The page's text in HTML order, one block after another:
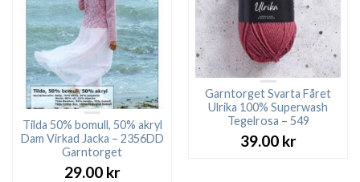
Tilda 50% bomull, 50% akryl
Dam Virkad Jacka – 2356DD
Garntorget
29.00 kr
Garntorget Svarta Fåret
Ulrika 100% Superwash
Tegelrosa – 549
39.00 kr